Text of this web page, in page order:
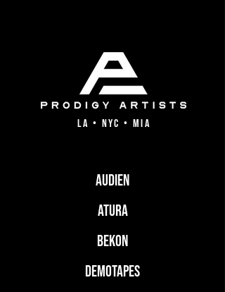
LA • NYC • MIA
AUDIEN
ATURA
BEKON
DEMOTAPES